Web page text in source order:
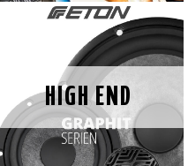
HIGH END